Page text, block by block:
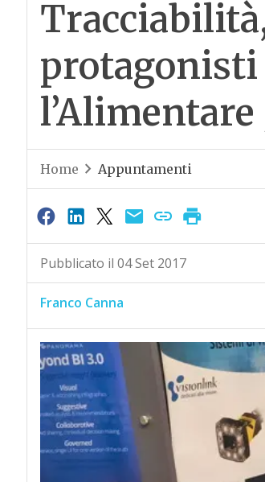
protagonisti
Home Appuntamenti
Pubblicato il 04 Set 2017
Franco Canna